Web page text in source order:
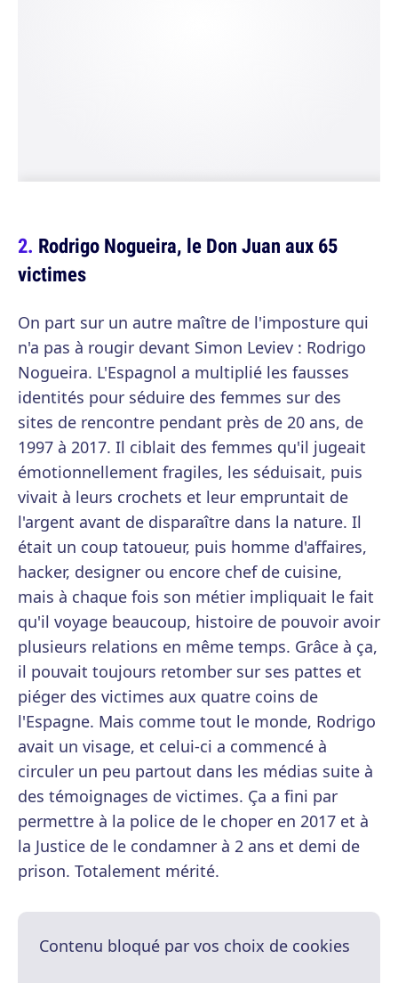
Rodrigo Nogueira, le Don Juan aux 65
victimes
On part sur un autre maître de l'imposture qui
n'a pas à rougir devant Simon Leviev : Rodrigo
Nogueira. L'Espagnol a multiplié les fausses
identités pour séduire des femmes sur des
sites de rencontre pendant près de 20 ans, de
1997 à 2017. Il ciblait des femmes qu'il jugeait
émotionnellement fragiles, les séduisait, puis
vivait à leurs crochets et leur empruntait de
l'argent avant de disparaître dans la nature. Il
était un coup tatoueur, puis homme d'affaires,
hacker, designer ou encore chef de cuisine,
mais à chaque fois son métier impliquait le fait
qu'il voyage beaucoup, histoire de pouvoir avoir
plusieurs relations en même temps. Grâce à ça,
il pouvait toujours retomber sur ses pattes et
piéger des victimes aux quatre coins de
l'Espagne. Mais comme tout le monde, Rodrigo
avait un visage, et celui-ci a commencé à
circuler un peu partout dans les médias suite à
des témoignages de victimes. Ça a fini par
permettre à la police de le choper en 2017 et à
la Justice de le condamner à 2 ans et demi de
prison. Totalement mérité.
Contenu bloqué par vos choix de cookies